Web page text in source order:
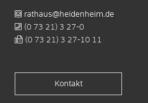
rathaus@heidenheim.de
(0 73 21) 3 27-0
(0 73 21) 3 27-10 11
Kontakt